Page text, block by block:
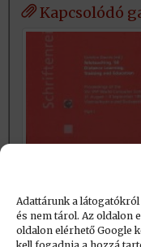
Adattárunk a
és nem tárol. Az oldalon
oldalon elérhető Google
Kapcsolódó
Létrehozva